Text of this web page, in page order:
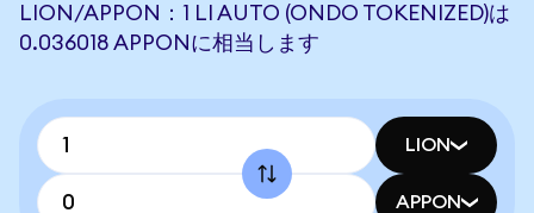
LION/APPON：1 LI AUTO (ONDO TOKENIZED)は
0.036018 APPONに相当します
LION
APPON